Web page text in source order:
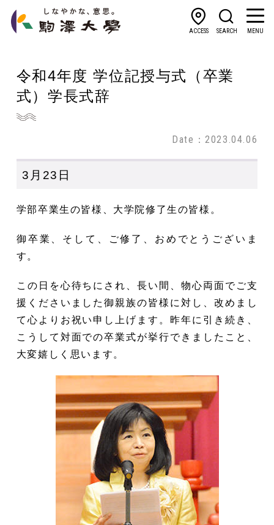
ACCESS SEARCH MENU
令和4年度 学位記授与式（卒業
式）学長式辞
Date：2023.04.06
3月23日
学部卒業生の皆様、大学院修了生の皆様。
御卒業、そして、ご修了、おめでとうございま
す。
この日を心待ちにされ、長い間、物心両面でご支
援くださいました御親族の皆様に対し、改めまし
て心よりお祝い申し上げます。昨年に引き続き、
こうして対面での卒業式が挙行できましたこと、
大変嬉しく思います。